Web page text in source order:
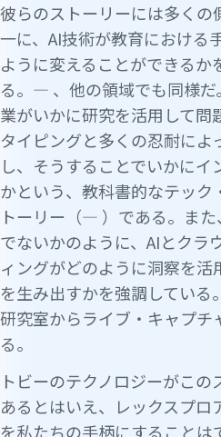
彼らのストーリーには多くの
一に、AI技術が教育における
ように変えることができるか
る。— 、他の領域でも同様
業がいかに研究を活用して問
タイピングと多くの忍耐によ
し、そうすることでいかにイ
かという、教科書的なテック
トーリー（— ）である。ま
でないかのように、AIとクラ
ィングがどのように洞察を活
を生み出すかを強調してい
研究室からライブ・キャプチ
る。
トビーのテクノロジーがこの
あるとはいえ、レックスプロ
を私たちの手柄にすることは